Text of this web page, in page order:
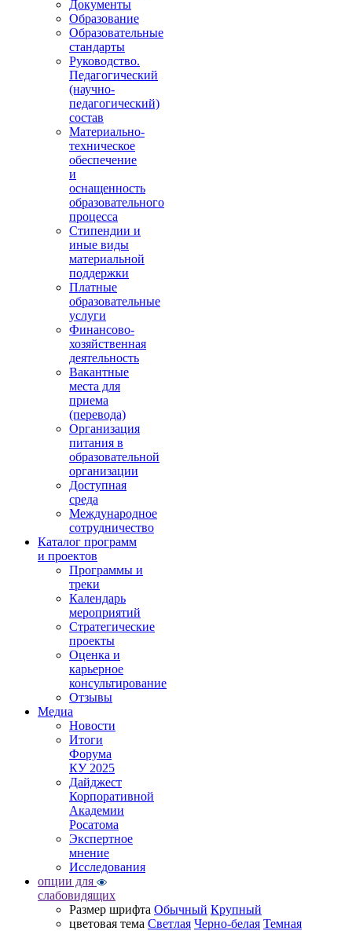
Документы
Образование
Образовательные
стандарты
Руководство.
Педагогический
(научно-
педагогический)
состав
Материально-
техническое
обеспечение
и
оснащенность
образовательного
процесса
Стипендии и
иные виды
материальной
поддержки
Платные
образовательные
услуги
Финансово-
хозяйственная
деятельность
Вакантные
места для
приема
(перевода)
Организация
питания в
образовательной
организации
Доступная
среда
Международное
сотрудничество
Каталог программ
и проектов
Программы и
треки
Календарь
мероприятий
Стратегические
проекты
Оценка и
карьерное
консультирование
Отзывы
Медиа
Новости
Итоги
Форума
КУ 2025
Дайджест
Корпоративной
Академии
Росатома
Экспертное
мнение
Исследования
опции для
слабовидящих
Размер шрифта Обычный Крупный
цветовая тема Светлая Черно-белая Темная